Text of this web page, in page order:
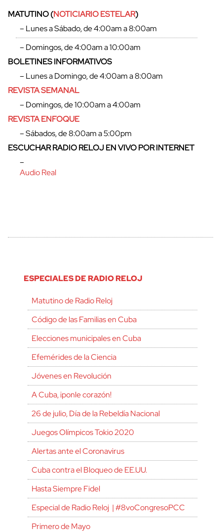
MATUTINO (NOTICIARIO ESTELAR)
– Lunes a Sábado, de 4:00am a 8:00am
– Domingos, de 4:00am a 10:00am
BOLETINES INFORMATIVOS
– Lunes a Domingo, de 4:00am a 8:00am
REVISTA SEMANAL
– Domingos, de 10:00am a 4:00am
REVISTA ENFOQUE
– Sábados, de 8:00am a 5:00pm
ESCUCHAR RADIO RELOJ EN VIVO POR INTERNET
–
Audio Real
ESPECIALES DE RADIO RELOJ
Matutino de Radio Reloj
Código de las Familias en Cuba
Elecciones municipales en Cuba
Efemérides de la Ciencia
Jóvenes en Revolución
A Cuba, ¡ponle corazón!
26 de julio, Día de la Rebeldía Nacional
Juegos Olímpicos Tokio 2020
Alertas ante el Coronavirus
Cuba contra el Bloqueo de EE.UU.
Hasta Siempre Fidel
Especial de Radio Reloj | #8voCongresoPCC
Primero de Mayo